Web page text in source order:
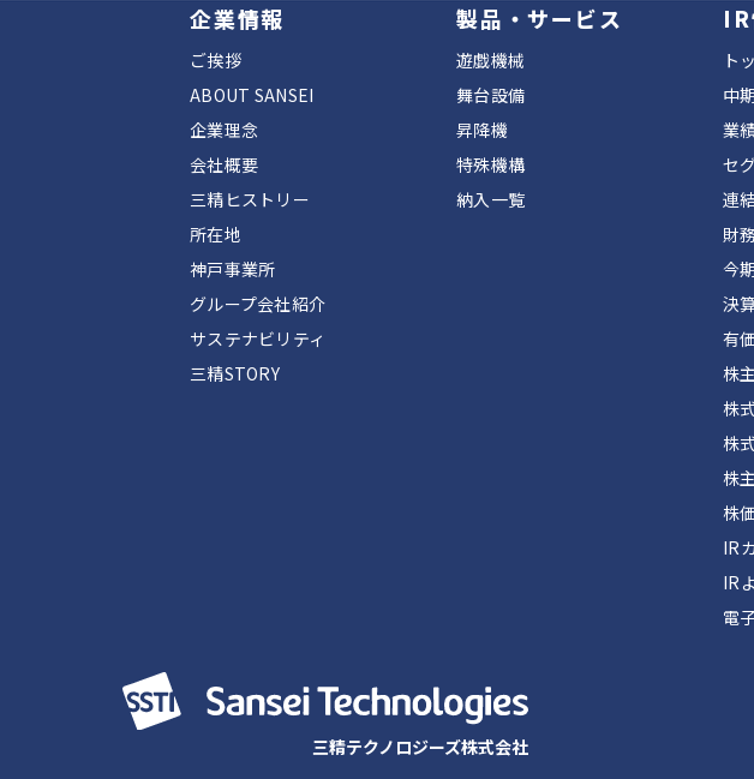
企業情報
ご挨拶
ABOUT SANSEI
企業理念
会社概要
三精ヒストリー
所在地
神戸事業所
グループ会社紹介
サステナビリティ
三精STORY
製品・サービス
遊戯機械
舞台設備
昇降機
特殊機構
納入一覧
ト
中
業
セ
連
財
今
決
有
株
株
株
株
株
IR
IR
電
三精テクノロジーズ株式会社